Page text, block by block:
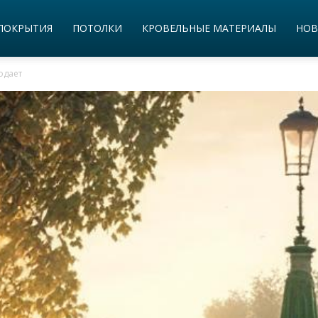
ПОТОЛКИ КРОВЕЛЬНЫЕ МАТЕРИАЛЫ